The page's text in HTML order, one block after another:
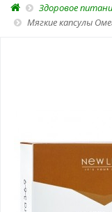
Здоровое
Мягкие капсулы